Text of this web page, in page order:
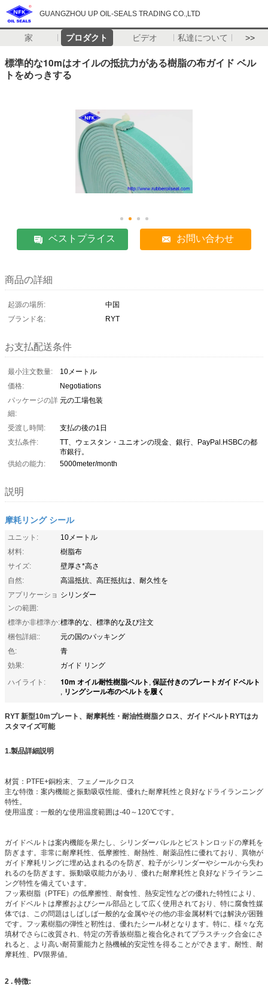
GUANGZHOU UP OIL-SEALS TRADING CO.,LTD
家 プロダクト ビデオ 私達について >>
標準的な10mはオイルの抵抗力がある樹脂の布ガイド ベル
トをめっきする
ベストプライス お問い合わせ
商品の詳細
起源の場所:
中国
ブランド名:
RYT
お支払配送条件
最小注文数量:
10メートル
価格:
Negotiations
パッケージの詳
細:
元の工場包装
受渡し時間:
支払の後の1日
支払条件:
TT、ウェスタン・ユニオンの現金、銀行、PayPal.HSBCの都
市銀行。
供給の能力:
5000meter/month
説明
摩耗リング シール
ユニット:
10メートル
材料:
樹脂布
サイズ:
壁厚さ*高さ
自然:
高温抵抗、高圧抵抗は、耐久性を
アプリケーショ
ンの範囲:
シリンダー
標準か非標準か:標準的な、標準的な及び注文
梱包詳細::
元の国のパッキング
色:
青
効果:
ガイド リング
ハイライト:
10m オイル耐性樹脂ベルト , 保証付きのプレートガイドベルト
, リングシール布のベルトを履く
RYT 新型10mプレート、耐摩耗性・耐油性樹脂クロス、ガイドベルトRYTはカ
スタマイズ可能
1.製品詳細説明
材質：PTFE+銅粉末、フェノールクロス
主な特徴：案内機能と振動吸収性能、優れた耐摩耗性と良好なドライランニング
特性。
使用温度：一般的な使用温度範囲は-40～120℃です。
ガイドベルトは案内機能を果たし、シリンダーバレルとピストンロッドの摩耗を
防ぎます。非常に耐摩耗性、低摩擦性、耐熱性、耐薬品性に優れており、異物が
ガイド摩耗リングに埋め込まれるのを防ぎ、粒子がシリンダーやシールから失わ
れるのを防ぎます。振動吸収能力があり、優れた耐摩耗性と良好なドライランニ
ング特性を備えています。
フッ素樹脂（PTFE）の低摩擦性、耐食性、熱安定性などの優れた特性により、
ガイドベルトは摩擦およびシール部品として広く使用されており、特に腐食性媒
体では、この問題はしばしば一般的な金属やその他の非金属材料では解決が困難
です。フッ素樹脂の弾性と靭性は、優れたシール材となります。特に、様々な充
填材でさらに改質され、特定の芳香族樹脂と複合化されてプラスチック合金にさ
れると、より高い耐荷重能力と熱機械的安定性を得ることができます。耐性、耐
摩耗性、PV限界値。
2 . 特徴: